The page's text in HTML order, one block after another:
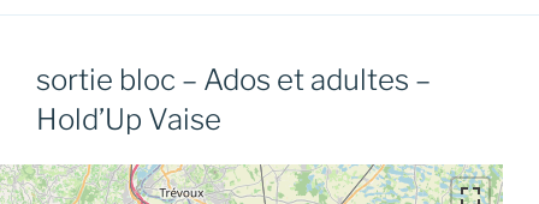
sortie bloc – Ados et adultes –
Hold’Up Vaise